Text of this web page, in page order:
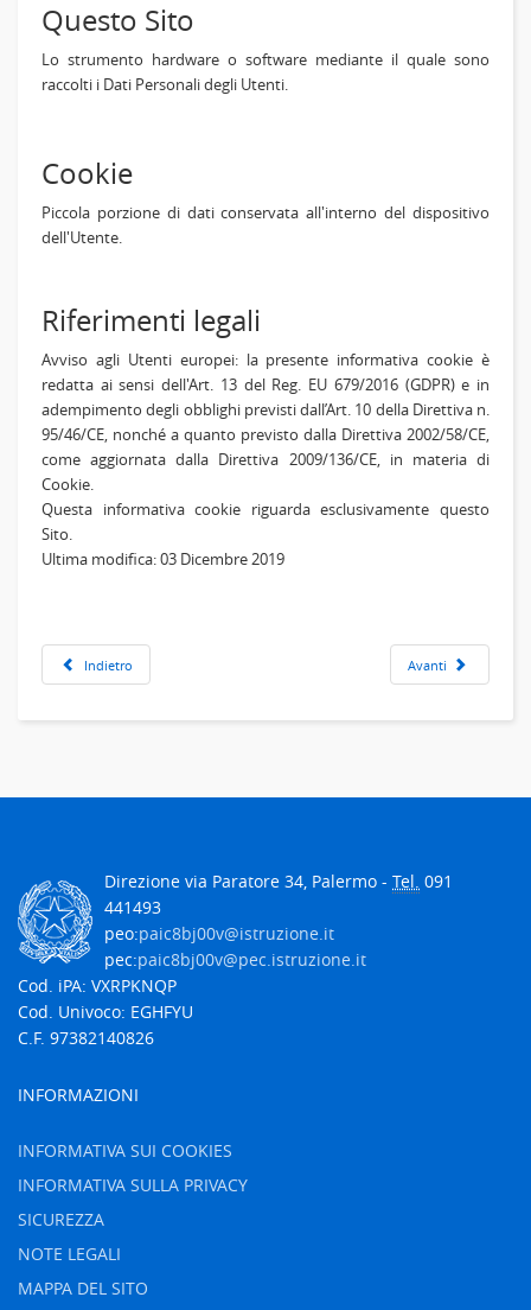
Questo Sito
Lo strumento hardware o software mediante il quale sono
raccolti i Dati Personali degli Utenti.
Cookie
Piccola porzione di dati conservata all'interno del dispositivo
dell'Utente.
Riferimenti legali
Avviso agli Utenti europei: la presente informativa cookie è
redatta ai sensi dell'Art. 13 del Reg. EU 679/2016 (GDPR) e in
adempimento degli obblighi previsti dall’Art. 10 della Direttiva n.
95/46/CE, nonché a quanto previsto dalla Direttiva 2002/58/CE,
come aggiornata dalla Direttiva 2009/136/CE, in materia di
Cookie.
Questa informativa cookie riguarda esclusivamente questo
Sito.
Ultima modifica: 03 Dicembre 2019
Indietro Avanti
Direzione via Paratore 34, Palermo - Tel. 091
441493
peo:paic8bj00v@istruzione.it
pec:paic8bj00v@pec.istruzione.it
Cod. iPA: VXRPKNQP
Cod. Univoco: EGHFYU
C.F. 97382140826
INFORMAZIONI
INFORMATIVA SUI COOKIES
INFORMATIVA SULLA PRIVACY
SICUREZZA
NOTE LEGALI
MAPPA DEL SITO